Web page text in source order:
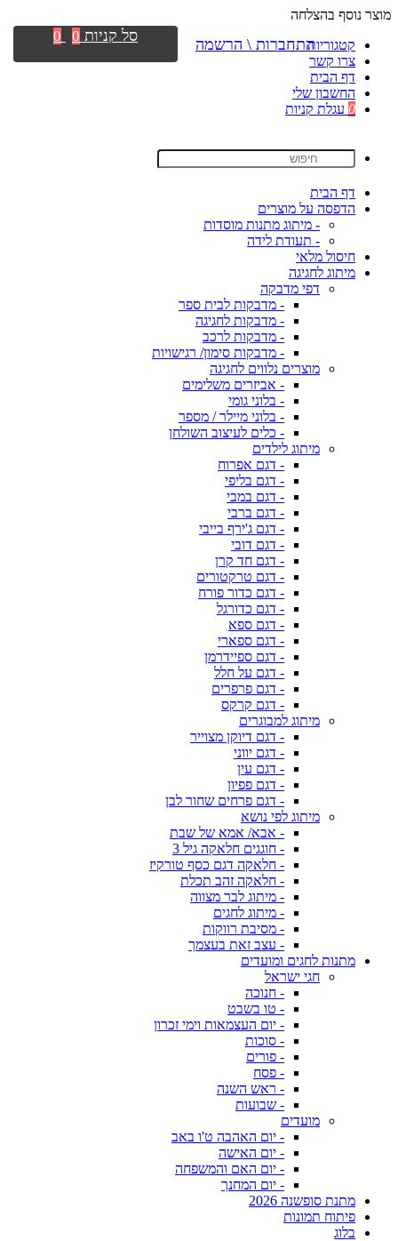
מוצר נוסף בהצלחה
קטגוריות
צרו קשר
דף הבית
החשבון שלי
0 עגלת קניות
דף הבית
הדפסה על מוצרים
- מיתוג מתנות מוסדות
- תעודת לידה
חיסול מלאי
מיתוג לחגיגה
דפי מדבקה
- מדבקות לבית ספר
- מדבקות לחגיגה
- מדבקות לרכב
- מדבקות סימון/ רגישויות
מוצרים נלווים לחגיגה
- אביזרים משלימים
- בלוני גומי
- בלוני מיילר / מספר
- כלים לעיצוב השולחן
מיתוג לילדים
- דגם אפרוח
- דגם בליפי
- דגם במבי
- דגם ברבי
- דגם ג'ירף בייבי
- דגם דובי
- דגם חד קרן
- דגם טרקטורים
- דגם כדור פורח
- דגם כדורגל
- דגם ספא
- דגם ספארי
- דגם ספיידרמן
- דגם על חלל
- דגם פרפרים
- דגם קרקס
מיתוג למבוגרים
- דגם דיוקן מצוייר
- דגם יווני
- דגם עין
- דגם פפיון
- דגם פרחים שחור לבן
מיתוג לפי נושא
- אבא/ אמא של שבת
- חוגגים חלאקה גיל 3
- חלאקה דגם כסף טורקיז
- חלאקה זהב תכלת
- מיתוג לבר מצווה
- מיתוג לחגים
- מסיבת רווקות
- עצב זאת בעצמך
מתנות לחגים ומועדים
חגי ישראל
- חנוכה
- טו בשבט
- יום העצמאות וימי זכרון
- סוכות
- פורים
- פסח
- ראש השנה
- שבועות
מועדים
- יום האהבה ט'ו באב
- יום האישה
- יום האם והמשפחה
- יום המחנך
מתנת סופשנה 2026
פיתוח תמונות
בלוג
התחברות \ הרשמה סל קניות 0
0